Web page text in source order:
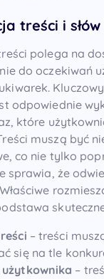
treści i
polega na
do oczekiwań
odpowiednie
które
muszą być
co nie tylko
sprawia, że
– treści
się na tle
–